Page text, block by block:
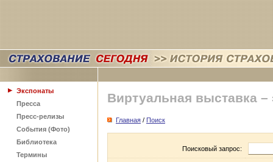
Экспонаты
Пресса
Пресс-релизы
События (Фото)
Библиотека
Термины
Виртуальная выставка –
Главная / Поиск
Поисковый запрос: